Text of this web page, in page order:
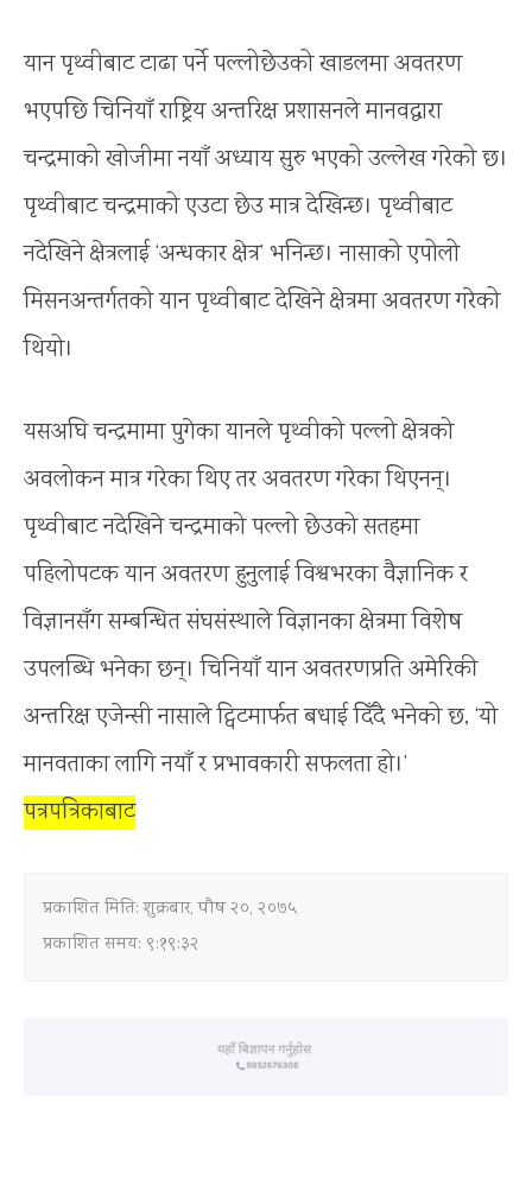
यान पृथ्वीबाट टाढा पर्ने पल्लोछेउको खाडलमा अवतरण
भएपछि चिनियाँ राष्ट्रिय अन्तरिक्ष प्रशासनले मानवद्वारा
चन्द्रमाको खोजीमा नयाँ अध्याय सुरु भएको उल्लेख गरेको छ।
पृथ्वीबाट चन्द्रमाको एउटा छेउ मात्र देखिन्छ। पृथ्वीबाट
नदेखिने क्षेत्रलाई ‘अन्धकार क्षेत्र’ भनिन्छ। नासाको एपोलो
मिसनअन्तर्गतको यान पृथ्वीबाट देखिने क्षेत्रमा अवतरण गरेको
थियो।
यसअघि चन्द्रमामा पुगेका यानले पृथ्वीको पल्लो क्षेत्रको
अवलोकन मात्र गरेका थिए तर अवतरण गरेका थिएनन्।
पृथ्वीबाट नदेखिने चन्द्रमाको पल्लो छेउको सतहमा
पहिलोपटक यान अवतरण हुनुलाई विश्वभरका वैज्ञानिक र
विज्ञानसँग सम्बन्धित संघसंस्थाले विज्ञानका क्षेत्रमा विशेष
उपलब्धि भनेका छन्। चिनियाँ यान अवतरणप्रति अमेरिकी
अन्तरिक्ष एजेन्सी नासाले ट्विटमार्फत बधाई दिँदै भनेको छ, ‘यो
मानवताका लागि नयाँ र प्रभावकारी सफलता हो।’
पत्रपत्रिकाबाट
प्रकाशित मिति:शुक्रबार, पौष २०, २०७५
प्रकाशित समय: ९:१९:३२